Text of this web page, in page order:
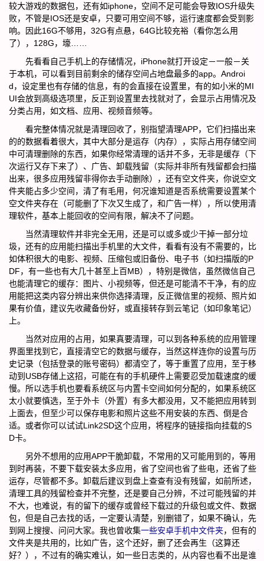
较大游戏的数据包，还有如iphone，空间不足可能会导致IOS升级失
败，不管是IOS还是安卓，只要可用空间不够，运行速度都会受到影
响。因此16G不够用，32G有点悬，64G比较充裕（看你怎么用
了），128G，壕……
先看看自己手机上的存储情况， iPhone就打开设定－一般－关
于本机，可以看到目前剩余的储存空间占地盘最多的app。 Androi
d，设定里也有存储的信息，有的会直接在设置里，有的如小米的MI
UI会放到高级选项里，反正到设置里去找就对了，会显示占用情况及
分类占用，如文档、应用、视频音频等。
看完整体情况就是清理回收了，别指望清理APP，它们扫描出来
的的数据看着很大，其中大部分是运存（内存），实际占用存储空间
中可清理删除的东西，如果你经常清理的话并不多，无非是缓存（下
次运行又存下来了）、广告、卸载残留（实际并非所有残留都会扫描
出来，很多应用残留非得你去手动删除），还有空文件夹，你说空文
件夹能占多少空间，清了有毛用，何况谁知道是否系统需要设置某个
空文件夹存在（可能删了下次又生成了，和广告一样），所以使用清
理软件，基本上能回收的空间有限，解决不了问题。
当然清理软件并非完全无用，还是可以或多或少干掉一部分垃
圾，还有的应用能扫描出手机里的大文件，看看有没有不需要的，比
如体积很大的电影、视频、压缩包或旧备份、电子书（如扫描版的P
DF，有一些也有大几十甚至上百MB），特别是微信，虽然微信自己
也能清理它的缓存：图片、小视频等，但还是可能清不干净，有的应
用能把这类内容分辨出来供你选择清理，反正微信里的视频、照片如
果有价值，建议先收藏备份好，或直接转存到云笔记（如印象笔记）
上。
当然对应用的占用，如果真要清理，可以到各种系统的应用管理
界面里找到它，直接清空它的数据与缓存，当然这样连你的设置与历
史记录（包括登录的账号密码）都清空了，等于重置了应用，至于移
动到USB存储上这招，可能在有的手机硬件上需要忍受加载速度的缓
慢。所以选手机也要看系统区与内置卡空间如何分配的，如果系统区
太小就要慎选，至于外卡（外置）有多大都没用，又不能把应用转到
上面去，但至少可以保存电影和照片这些不用安装的东西、倒是合
适。或者你可以试试Link2SD这个应用，将程序的链接指向挂载的S
D卡。
另外不想用的应用APP干脆卸载，不常用的又可能用到的，等用
到时再装，不要下载安装太多应用，省了空间也省了些电，还省了些
运存，尽管都不多。卸载后建议到盘上查查有没有残留，如前所述，
清理工具的残留检查并不完整，还是要自己分辨，不过可能残留的并
不大，也难说，有的留下的缓存或曾经下载过的升级包或文件、数据
包，但是自己去找的话，一定要认清楚，别删错了，如果不确认，先
到网上搜搜、问问大家。我也曾收集一些安卓手机中文件夹，但有的
文件夹是共用的，比如广告，这个还好，删了还会再生（这算还
好？），不过有的确实难认，如一些日志类的，从内容也看不出是谁